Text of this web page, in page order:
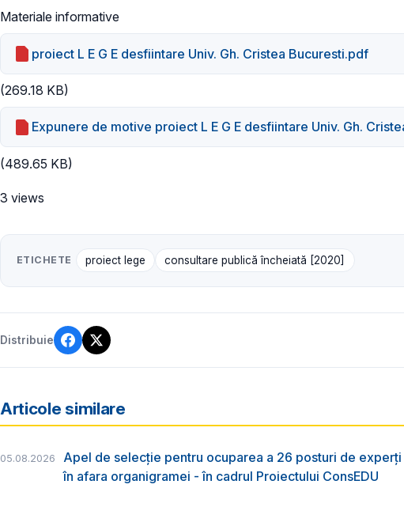
Materiale informative
proiect L E G E desfiintare Univ. Gh. Cristea Bucuresti.pdf
(269.18 KB)
Expunere de motive proiect L E G E desfiintare Univ. Gh.
(489.65 KB)
3 views
ETICHETE proiect lege consultare publică încheiată [2020]
Distribuie
Articole similare
05.08.2026
Apel de selecție pentru ocuparea a 26 posturi de
în afara organigramei - în cadrul Proiectului ConsEDU